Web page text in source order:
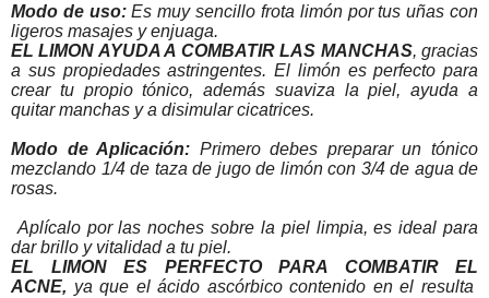
Modo de uso:Es muy sencillo frota limón por tus uñas con
ligeros masajes y enjuaga.
EL LIMON AYUDA A COMBATIR LAS MANCHAS, gracias
a sus propiedades astringentes. El limón es perfecto para
crear tu propio tónico, además suaviza la piel, ayuda a
quitar manchas y a disimular cicatrices.
Modo de Aplicación: Primero debes preparar un tónico
mezclando 1/4 de taza de jugo de limón con 3/4 de agua de
rosas.
Aplícalo por las noches sobre la piel limpia, es ideal para
dar brillo y vitalidad a tu piel.
EL LIMON ES PERFECTO PARA COMBATIR EL
ACNE, ya que el ácido ascórbico contenido en el resulta